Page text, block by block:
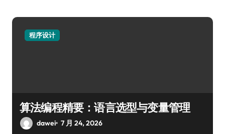
程序设计
算法编程精要：语言选型与变量管理
dawei 7 月 24, 2026